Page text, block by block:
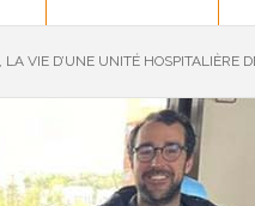
VIE D’UNE UNITÉ HOSPITALIÈRE